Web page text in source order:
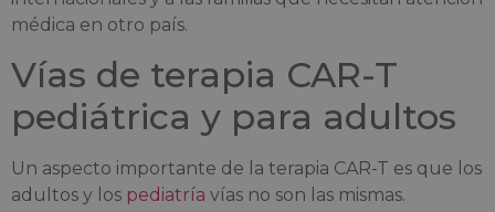
médica en otro país.
Vías de terapia CAR-T
pediátrica y para adultos
Un aspecto importante de la terapia CAR-T es que los
adultos y los pediatría vías no son las mismas.